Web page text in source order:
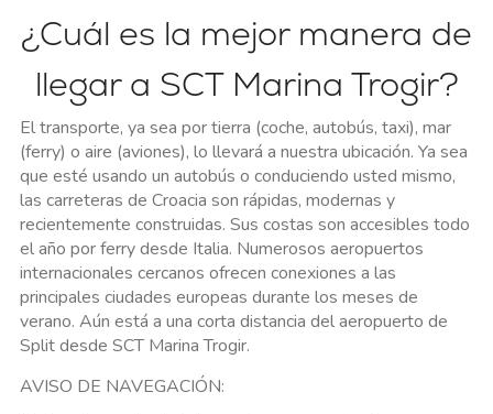
¿Cuál es la mejor manera de
llegar a SCT Marina Trogir?
El transporte, ya sea por tierra (coche, autobús, taxi), mar
(ferry) o aire (aviones), lo llevará a nuestra ubicación. Ya sea
que esté usando un autobús o conduciendo usted mismo,
las carreteras de Croacia son rápidas, modernas y
recientemente construidas. Sus costas son accesibles todo
el año por ferry desde Italia. Numerosos aeropuertos
internacionales cercanos ofrecen conexiones a las
principales ciudades europeas durante los meses de
verano. Aún está a una corta distancia del aeropuerto de
Split desde SCT Marina Trogir.
AVISO DE NAVEGACIÓN: